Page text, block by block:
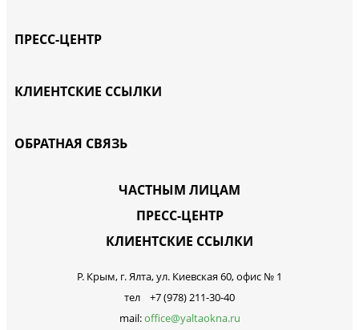
ПРЕСС-ЦЕНТР
КЛИЕНТСКИЕ ССЫЛКИ
ОБРАТНАЯ СВЯЗЬ
ЧАСТНЫМ ЛИЦАМ
ПРЕСС-ЦЕНТР
КЛИЕНТСКИЕ ССЫЛКИ
Р. Крым, г. Ялта, ул. Киевская 60, офис № 1
тел +7 (978) 211-30-40
mail:office@yaltaokna.ru